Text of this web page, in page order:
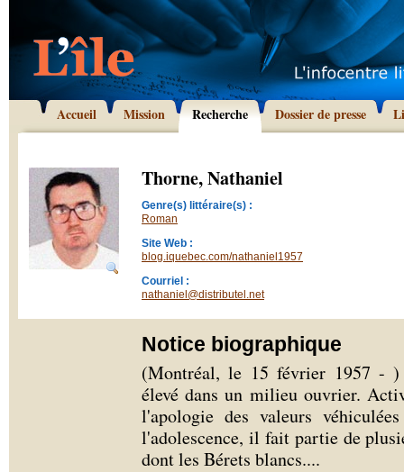
Accueil Mission Recherche Dossier de presse
Thorne, Nathaniel
Genre(s) littéraire(s) :
Roman
Site Web :
blog.iquebec.com/nathaniel1957
Courriel :
nathaniel@distributel.net
Notice biographique
(Montréal, le 15 février 1957 - )
élevé dans un milieu ouvrier.
l'apologie des valeurs
l'adolescence, il fait partie de
dont les Bérets blancs....